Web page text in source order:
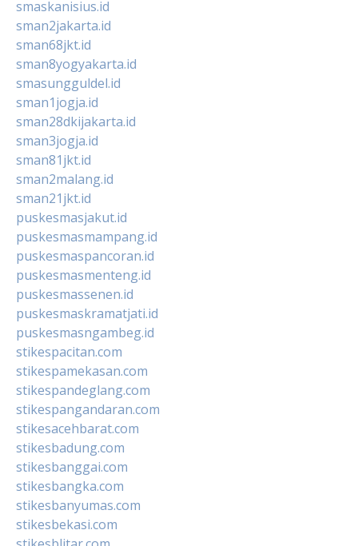
smaskanisius.id
sman2jakarta.id
sman68jkt.id
sman8yogyakarta.id
smasungguldel.id
sman1jogja.id
sman28dkijakarta.id
sman3jogja.id
sman81jkt.id
sman2malang.id
sman21jkt.id
puskesmasjakut.id
puskesmasmampang.id
puskesmaspancoran.id
puskesmasmenteng.id
puskesmassenen.id
puskesmaskramatjati.id
puskesmasngambeg.id
stikespacitan.com
stikespamekasan.com
stikespandeglang.com
stikespangandaran.com
stikesacehbarat.com
stikesbadung.com
stikesbanggai.com
stikesbangka.com
stikesbanyumas.com
stikesbekasi.com